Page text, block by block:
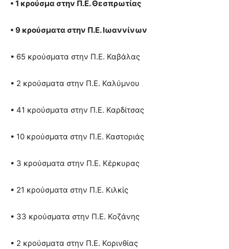
• 1 κρούσμα στην Π.Ε. Θεσπρωτίας
• 9 κρούσματα στην Π.Ε. Ιωαννίνων
• 65 κρούσματα στην Π.Ε. Καβάλας
• 2 κρούσματα στην Π.Ε. Καλύμνου
• 41 κρούσματα στην Π.Ε. Καρδίτσας
• 10 κρούσματα στην Π.Ε. Καστοριάς
• 3 κρούσματα στην Π.Ε. Κέρκυρας
• 21 κρούσματα στην Π.Ε. Κιλκίς
• 33 κρούσματα στην Π.Ε. Κοζάνης
• 2 κρούσματα στην Π.Ε. Κορινθίας